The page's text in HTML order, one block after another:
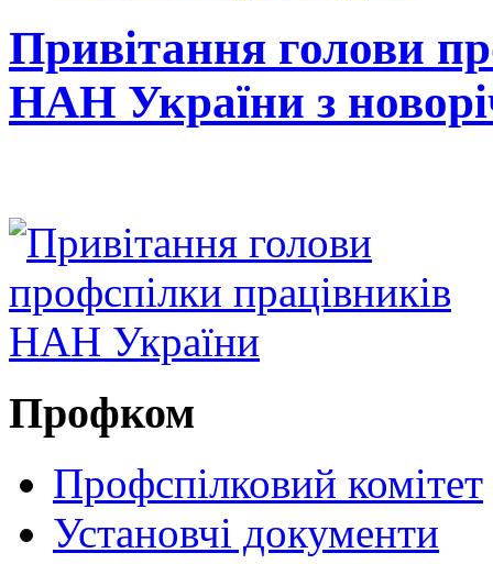
Привітання голови
НАН України з
Профком
Профспілковий комітет
Установчі документи